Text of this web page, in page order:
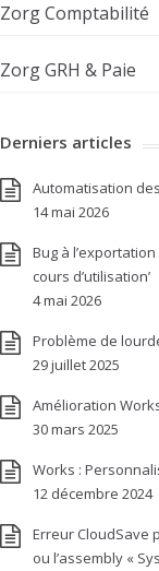
Zorg Comptabilité
Zorg GRH & Paie
Derniers articles
Automatisation
14 mai 2026
Bug à
cours d’utilisation’
4 mai 2026
Problème de
29 juillet 2025
Amélioration
30 mars 2025
Works :
12 décembre 2024
Erreur CloudSave
ou l’assembly «